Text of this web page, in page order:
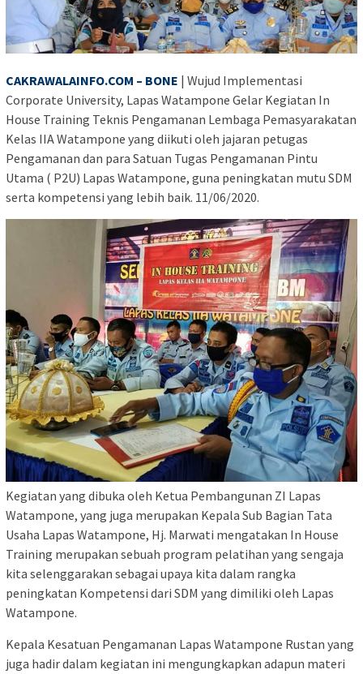
CAKRAWALAINFO.COM – BONE | Wujud Implementasi
Corporate University, Lapas Watampone Gelar Kegiatan In
House Training Teknis Pengamanan Lembaga Pemasyarakatan
Kelas IIA Watampone yang diikuti oleh jajaran petugas
Pengamanan dan para Satuan Tugas Pengamanan Pintu
Utama ( P2U) Lapas Watampone, guna peningkatan mutu SDM
serta kompetensi yang lebih baik. 11/06/2020.
Kegiatan yang dibuka oleh Ketua Pembangunan ZI Lapas
Watampone, yang juga merupakan Kepala Sub Bagian Tata
Usaha Lapas Watampone, Hj. Marwati mengatakan In House
Training merupakan sebuah program pelatihan yang sengaja
kita selenggarakan sebagai upaya kita dalam rangka
peningkatan Kompetensi dari SDM yang dimiliki oleh Lapas
Watampone.
Kepala Kesatuan Pengamanan Lapas Watampone Rustan yang
juga hadir dalam kegiatan ini mengungkapkan adapun materi